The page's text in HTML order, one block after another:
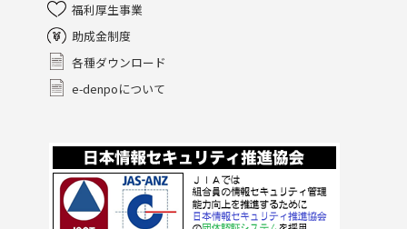
福利厚生事業
助成金制度
各種ダウンロード
e-denpoについて